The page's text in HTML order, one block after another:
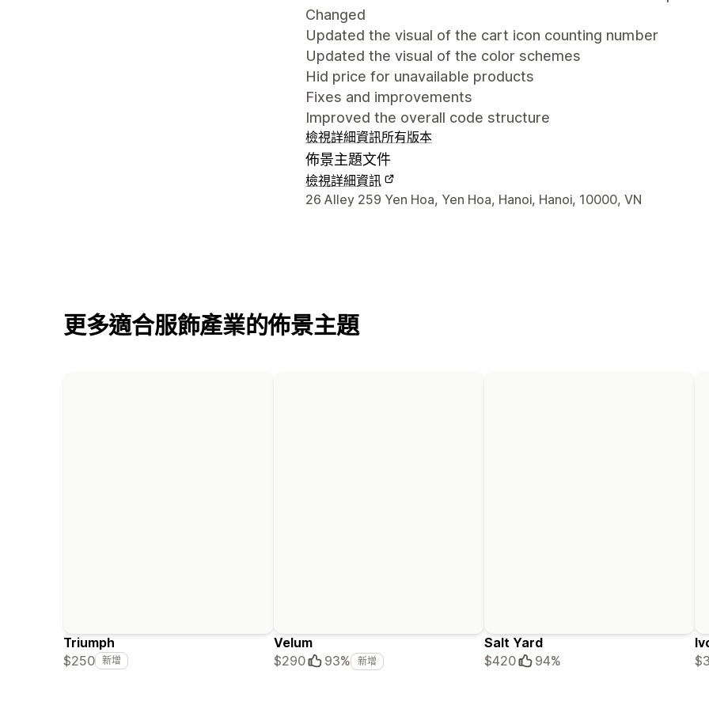
Changed
Updated the visual of the cart icon counting number
Updated the visual of the color schemes
Hid price for unavailable products
Fixes and improvements
Improved the overall code structure
檢視詳細資訊所有版本
佈景主題文件
檢視詳細資訊
設計者聯絡詳細資訊
26 Alley 259 Yen Hoa, Yen Hoa, Hanoi, Hanoi, 10000, VN
更多適合服飾產業的佈景主題
Triumph
$250 新增
Velum
$290
93% 新增
Salt Yard
$420
94%